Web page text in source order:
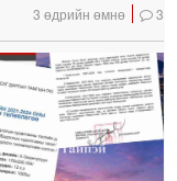
3 өдрийн өмнө 3